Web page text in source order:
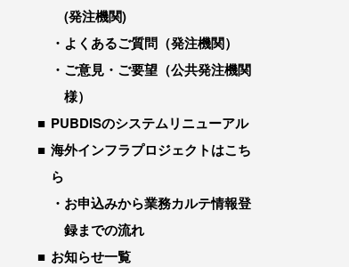
(発注機関)
よくあるご質問（発注機関）
ご意見・ご要望（公共発注機関
様）
PUBDISのシステムリニューアル
海外インフラプロジェクトはこち
ら
お申込みから業務カルテ情報登
録までの流れ
お知らせ一覧